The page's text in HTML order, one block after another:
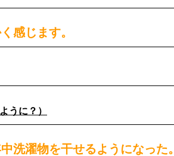
感じます。
うに？）
洗濯物を干せるようになった。